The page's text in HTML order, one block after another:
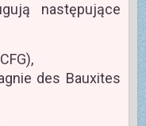
następujące
des Bauxites